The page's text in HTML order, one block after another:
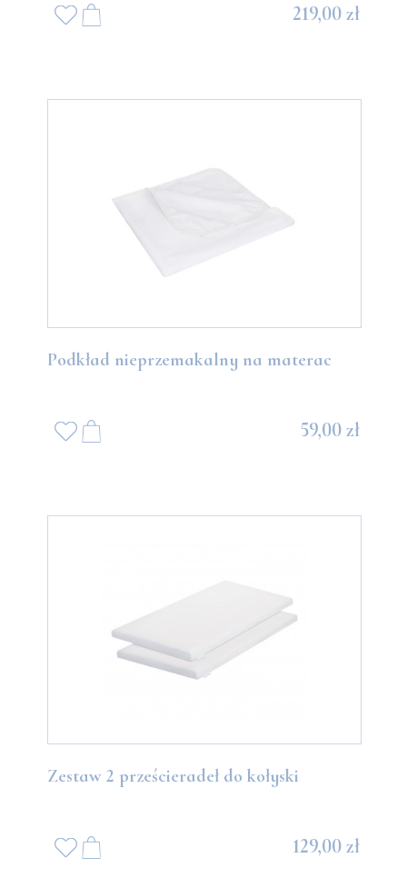
219,00 zł
Podkład nieprzemakalny na materac
59,00 zł
Zestaw 2 prześcieradeł do kołyski
129,00 zł